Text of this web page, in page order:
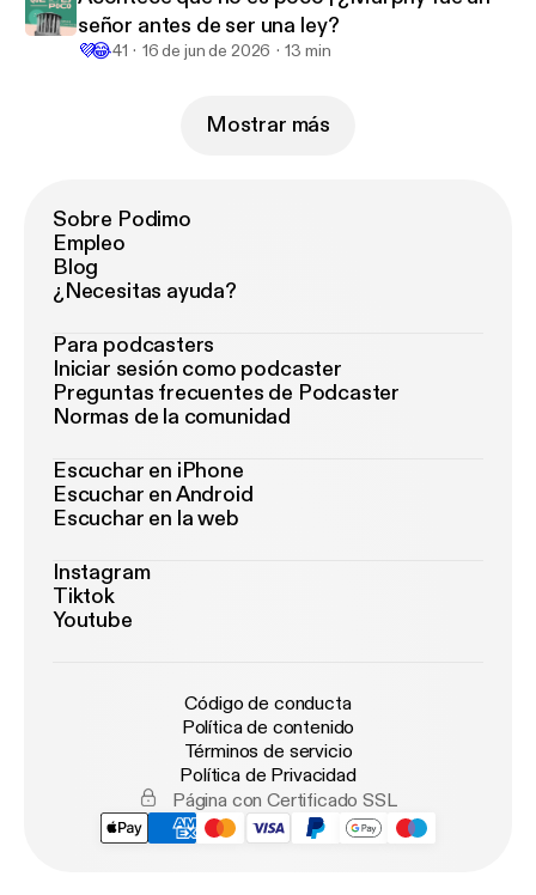
señor antes de ser una ley?
💜😂41 16 de jun de 2026 13 min
Mostrar más
Sobre Podimo
Empleo
Blog
¿Necesitas ayuda?
Para podcasters
Iniciar sesión como podcaster
Preguntas frecuentes de Podcaster
Normas de la comunidad
Escuchar en iPhone
Escuchar en Android
Escuchar en la web
Instagram
Tiktok
Youtube
Código de conducta
Política de contenido
Términos de servicio
Política de Privacidad
Página con Certificado SSL